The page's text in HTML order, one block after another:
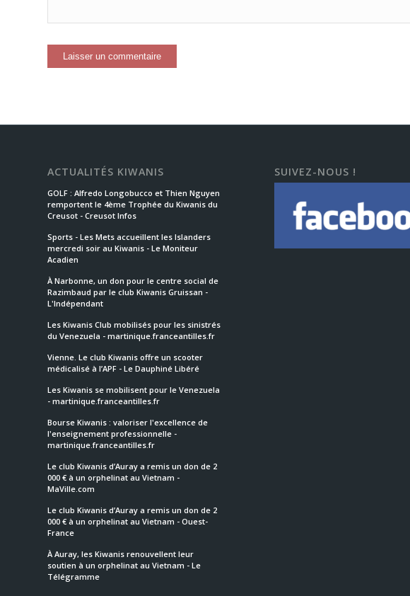
ACTUALITÉS KIWANIS
GOLF : Alfredo Longobucco et Thien Nguyen
remportent le 4ème Trophée du Kiwanis du
Creusot - Creusot Infos
Sports - Les Mets accueillent les Islanders
mercredi soir au Kiwanis - Le Moniteur
Acadien
À Narbonne, un don pour le centre social de
Razimbaud par le club Kiwanis Gruissan -
L'Indépendant
Les Kiwanis Club mobilisés pour les sinistrés
du Venezuela - martinique.franceantilles.fr
Vienne. Le club Kiwanis offre un scooter
médicalisé à l’APF - Le Dauphiné Libéré
Les Kiwanis se mobilisent pour le Venezuela
- martinique.franceantilles.fr
Bourse Kiwanis : valoriser l'excellence de
l'enseignement professionnelle -
martinique.franceantilles.fr
Le club Kiwanis d’Auray a remis un don de 2
000 € à un orphelinat au Vietnam -
MaVille.com
Le club Kiwanis d’Auray a remis un don de 2
000 € à un orphelinat au Vietnam - Ouest-
France
À Auray, les Kiwanis renouvellent leur
soutien à un orphelinat au Vietnam - Le
Télégramme
SUIVEZ-NOUS !